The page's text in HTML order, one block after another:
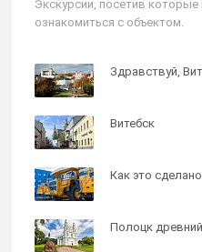
Экскурсии, посетив
ознакомиться с объектом.
Здравствуй,
Витебск
Как это
Полоцк древний